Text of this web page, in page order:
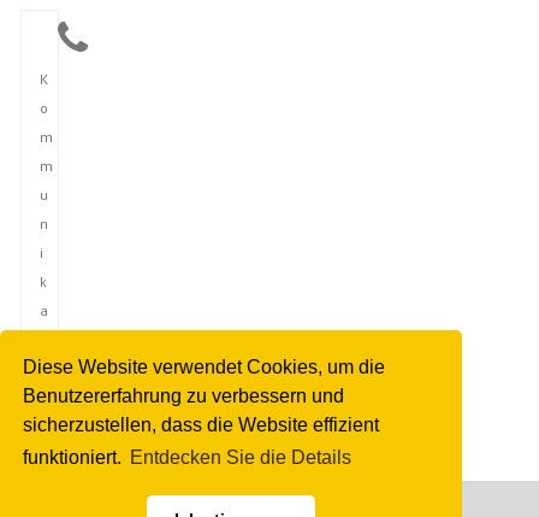
Diese Website verwendet Cookies, um die
Benutzererfahrung zu verbessern und
sicherzustellen, dass die Website effizient
funktioniert. Entdecken Sie die Details
K
o
m
m
u
n
i
k
a
i
o
n